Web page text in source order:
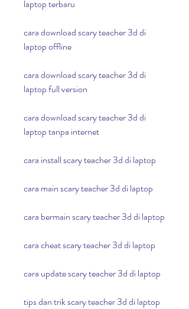
laptop terbaru
cara download scary teacher 3d di
laptop offline
cara download scary teacher 3d di
laptop full version
cara download scary teacher 3d di
laptop tanpa internet
cara install scary teacher 3d di laptop
cara main scary teacher 3d di laptop
cara bermain scary teacher 3d di laptop
cara cheat scary teacher 3d di laptop
cara update scary teacher 3d di laptop
tips dan trik scary teacher 3d di laptop